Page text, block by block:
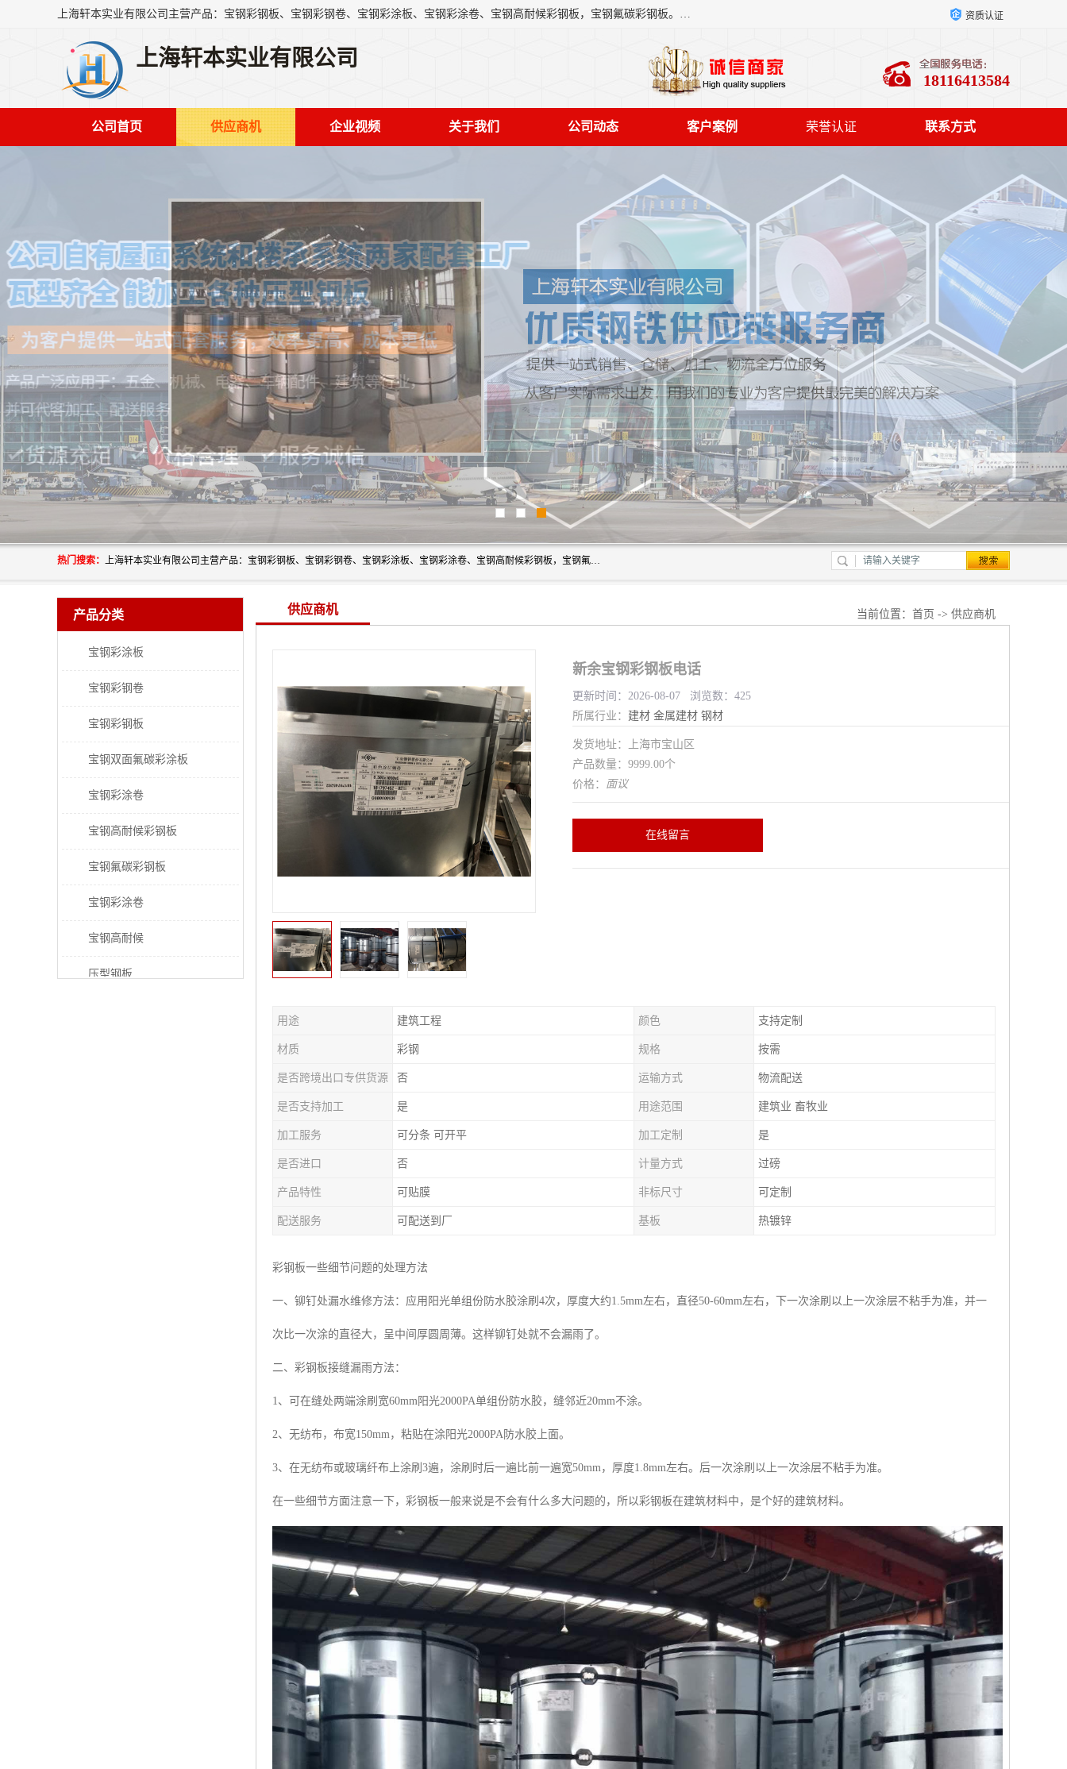
上海轩本实业有限公司主营产品：宝钢彩钢板、宝钢彩钢卷、宝钢彩涂板、宝钢彩涂卷、宝钢高耐候彩钢板，宝钢氟碳彩钢板。是一家集钢铁贸易，物流、加工为一体的产业全配套公司。 资质认证
上海轩本实业有限公司
18116413584
公司首页 供应商机 企业视频 关于我们 公司动态 客户案例 荣誉认证 联系方式
热门搜索： 上海轩本实业有限公司主营产品：宝钢彩钢板、宝钢彩钢卷、宝钢彩涂板、宝钢彩涂卷、宝钢高耐候彩钢板，宝钢氟碳彩钢板。是一家集钢铁贸易，物流、加工为一体的产业全配套公司。
产品分类
宝钢彩涂板
宝钢彩钢卷
宝钢彩钢板
宝钢双面氟碳彩涂板
宝钢彩涂卷
宝钢高耐候彩钢板
宝钢氟碳彩钢板
宝钢彩涂卷
宝钢高耐候
压型钢板
供应商机 当前位置： 首页 -> 供应商机
新余宝钢彩钢板电话
更新时间：2026-08-07 浏览数：425
所属行业： 建材 金属建材 钢材
发货地址：上海市宝山区
产品数量：9999.00个
价格： 面议
在线留言
用途 建筑工程 颜色 支持定制
材质 彩钢 规格 按需
是否跨境出口专供货源 否 运输方式 物流配送
是否支持加工 是 用途范围 建筑业 畜牧业
加工服务 可分条 可开平 加工定制 是
是否进口 否 计量方式 过磅
产品特性 可贴膜 非标尺寸 可定制
配送服务 可配送到厂 基板 热镀锌
彩钢板一些细节问题的处理方法
一、铆钉处漏水维修方法：应用阳光单组份防水胶涂刷4次，厚度大约1.5mm左右，直径50-60mm左右，下一次涂刷以上一次涂层不粘手为准，并一
次比一次涂的直径大，呈中间厚圆周薄。这样铆钉处就不会漏雨了。
二、彩钢板接缝漏雨方法：
1、可在缝处两端涂刷宽60mm阳光2000PA单组份防水胶，缝邻近20mm不涂。
2、无纺布，布宽150mm，粘贴在涂阳光2000PA防水胶上面。
3、在无纺布或玻璃纤布上涂刷3遍，涂刷时后一遍比前一遍宽50mm，厚度1.8mm左右。后一次涂刷以上一次涂层不粘手为准。
在一些细节方面注意一下，彩钢板一般来说是不会有什么多大问题的，所以彩钢板在建筑材料中，是个好的建筑材料。